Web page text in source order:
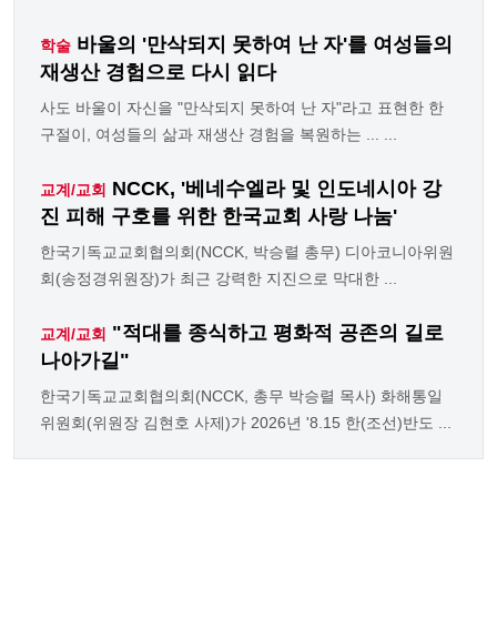
학술 바울의 '만삭되지 못하여 난 자'를 여성들의
재생산 경험으로 다시 읽다
사도 바울이 자신을 "만삭되지 못하여 난 자"라고 표현한 한
구절이, 여성들의 삶과 재생산 경험을 복원하는 ... ...
교계/교회 NCCK, '베네수엘라 및 인도네시아 강
진 피해 구호를 위한 한국교회 사랑 나눔'
한국기독교교회협의회(NCCK, 박승렬 총무) 디아코니아위원
회(송정경위원장)가 최근 강력한 지진으로 막대한 ...
교계/교회 "적대를 종식하고 평화적 공존의 길로
나아가길"
한국기독교교회협의회(NCCK, 총무 박승렬 목사) 화해통일
위원회(위원장 김현호 사제)가 2026년 '8.15 한(조선)반도 ...